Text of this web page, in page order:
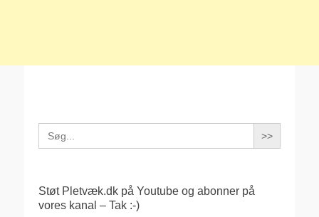
Search
for:
Støt Pletvæk.dk på Youtube og abonner på
vores kanal – Tak :-)